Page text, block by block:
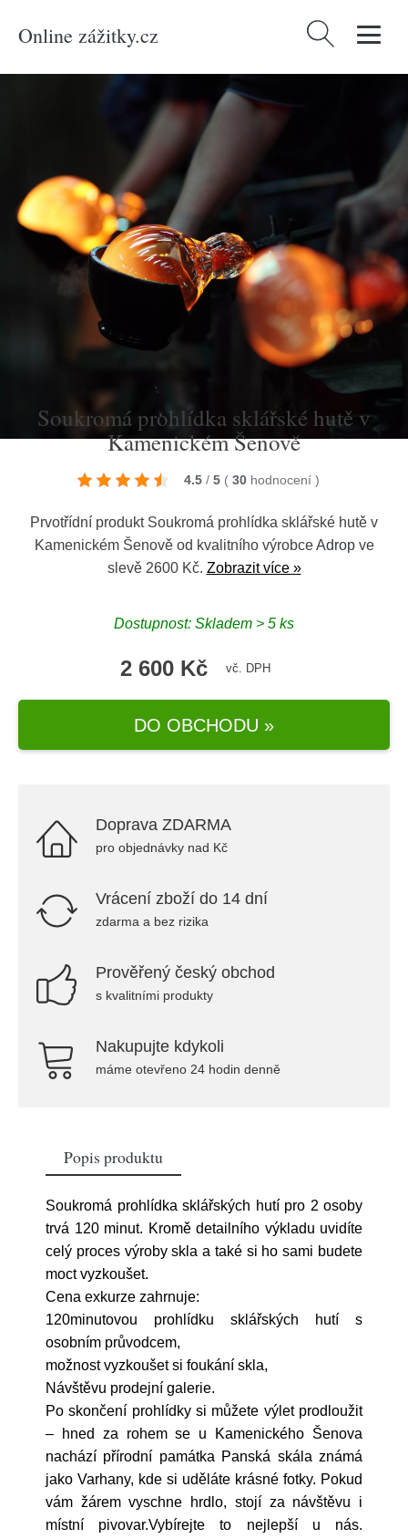
Online zážitky.cz Vyhledávání
Produkty/ /Soukromá prohlídka sklářské hutě v
Soukromá prohlídka sklářské hutě v
Kamenickém Šenově
4.5 / 5 ( 30 hodnocení )
Prvotřídní produkt Soukromá prohlídka sklářské hutě v
Kamenickém Šenově od kvalitního výrobceAdropve
slevě 2600 Kč. Zobrazit více »
Dostupnost: Skladem > 5 ks
2 600 Kč vč. DPH
DO OBCHODU »
Doprava ZDARMA
pro objednávky nad Kč
Vrácení zboží do 14 dní
zdarma a bez rizika
Prověřený český obchod
s kvalitními produkty
Nakupujte kdykoli
máme otevřeno 24 hodin denně
Popis produktu
Soukromá prohlídka sklářských hutí pro 2 osoby
trvá 120 minut. Kromě detailního výkladu uvidíte
celý proces výroby skla a také si ho sami budete
moct vyzkoušet.
Cena exkurze zahrnuje:
120minutovou prohlídku sklářských hutí s
osobním průvodcem,
možnost vyzkoušet si foukání skla,
Návštěvu prodejní galerie.
Po skončení prohlídky si můžete výlet prodloužit
– hned za rohem se u Kamenického Šenova
nachází přírodní památka Panská skála známá
jako Varhany, kde si uděláte krásné fotky. Pokud
vám žárem vyschne hrdlo, stojí za návštěvu i
místní pivovar.Vybírejte to nejlepší u nás.